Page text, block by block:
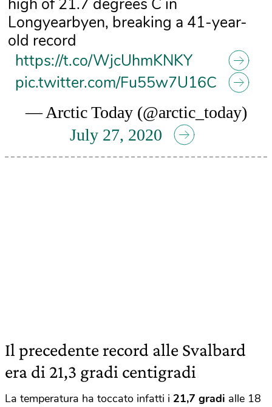
high of 21.7 degrees C in
Longyearbyen, breaking a 41-year-
old record
https://t.co/WjcUhmKNKY
pic.twitter.com/Fu55w7U16C
— Arctic Today (@arctic_today)
July 27, 2020
Il precedente record alle Svalbard
era di 21,3 gradi centigradi
La temperatura ha toccato infatti i 21,7 gradi alle 18